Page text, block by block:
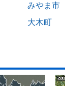
みやま市
大木町